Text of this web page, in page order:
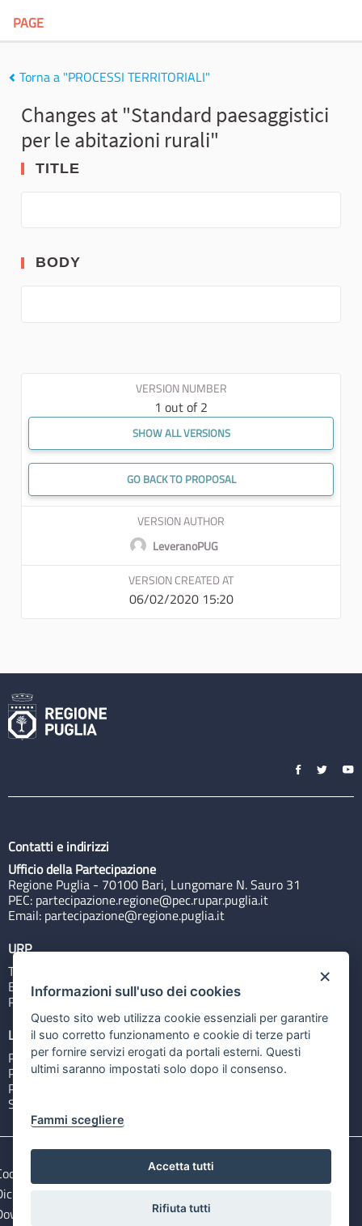
PAGE
Torna a "PROCESSI TERRITORIALI"
Changes at "Standard paesaggistici
per le abitazioni rurali"
TITLE
BODY
VERSION NUMBER
1 out of 2
SHOW ALL VERSIONS
GO BACK TO PROPOSAL
VERSION AUTHOR
LeveranoPUG
VERSION CREATED AT
06/02/2020 15:20
Contatti e indirizzi
Ufficio della Partecipazione
Regione Puglia - 70100 Bari, Lungomare N. Sauro 31
PEC: partecipazione.regione@pec.rupar.puglia.it
Email: partecipazione@regione.puglia.it
URP
Tel: 800713939
Email:quiregione@regione.puglia.it
Rubrica
Link utili
Portale Istituzionale
PO FESR Puglia 2014-2020
PSR Puglia 2014-2020
Sistema Puglia
e privacy
Note legali
di accessibilità
Open Data files
×
Informazioni sull'uso dei cookies
Questo sito web utilizza cookie essenziali per garantire
il suo corretto funzionamento e cookie di terze parti
per fornire servizi erogati da portali esterni. Questi
ultimi saranno impostati solo dopo il consenso.
Fammi scegliere
Accetta tutti
Rifiuta tutti